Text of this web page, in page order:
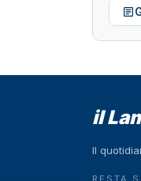
il
Il
RESTA